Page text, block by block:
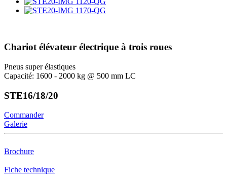
Chariot élévateur électrique à trois roues
Pneus super élastiques
Capacité: 1600 - 2000 kg @ 500 mm LC
STE16/18/20
Commander
Galerie
Brochure
Fiche technique